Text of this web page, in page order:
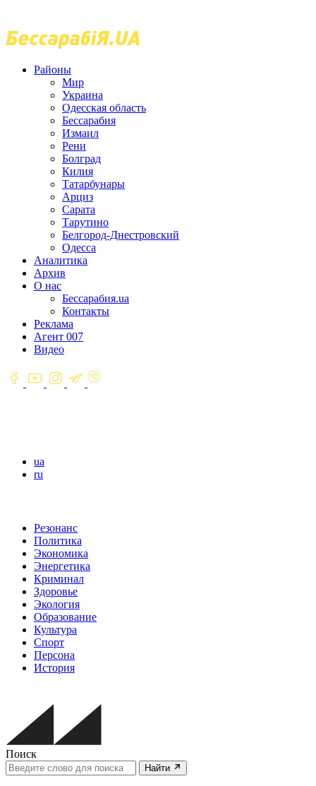
Районы
Мир
Украина
Одесская область
Бессарабия
Измаил
Рени
Болград
Килия
Татарбунары
Арциз
Сарата
Тарутино
Белгород-Днестровский
Одесса
Аналитика
Архив
О нас
Бессарабия.ua
Контакты
Реклама
Агент 007
Видео
ua
ru
Резонанс
Политика
Экономика
Энергетика
Криминал
Здоровье
Экология
Образование
Культура
Спорт
Персона
История
Поиск
Найти